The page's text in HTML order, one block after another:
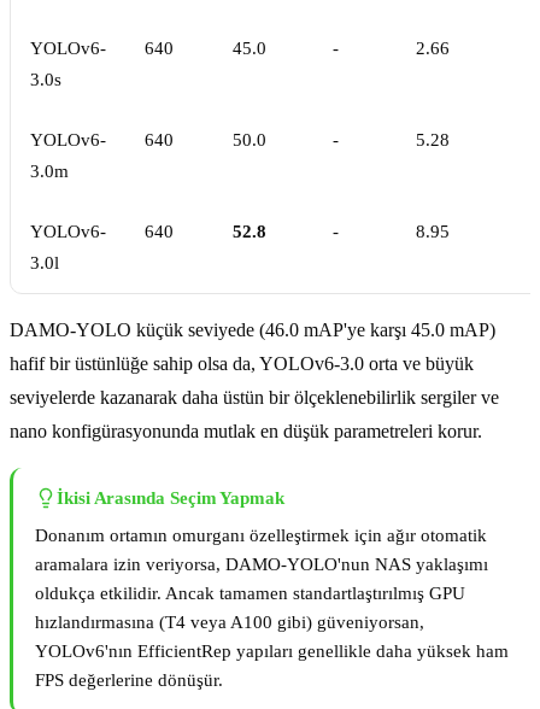
YOLOv6-
3.0s
640 45.0 - 2.66
YOLOv6-
3.0m
640 50.0 - 5.28
YOLOv6-
3.0l
640 52.8 - 8.95
DAMO-YOLO küçük seviyede (46.0 mAP'ye karşı 45.0 mAP)
hafif bir üstünlüğe sahip olsa da, YOLOv6-3.0 orta ve büyük
seviyelerde kazanarak daha üstün bir ölçeklenebilirlik sergiler ve
nano konfigürasyonunda mutlak en düşük parametreleri korur.
İkisi Arasında Seçim Yapmak
Donanım ortamın omurganı özelleştirmek için ağır otomatik
aramalara izin veriyorsa, DAMO-YOLO'nun NAS yaklaşımı
oldukça etkilidir. Ancak tamamen standartlaştırılmış GPU
hızlandırmasına (T4 veya A100 gibi) güveniyorsan,
YOLOv6'nın EfficientRep yapıları genellikle daha yüksek ham
FPS değerlerine dönüşür.